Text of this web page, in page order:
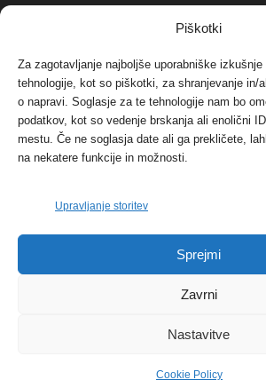
Piškotki
Za zagotavljanje najboljše uporabniške izkušnje
tehnologije, kot so piškotki, za shranjevanje in/
o napravi. Soglasje za te tehnologije nam bo
podatkov, kot so vedenje brskanja ali enolični
mestu. Če ne soglasja date ali ga prekličete,
na nekatere funkcije in možnosti.
Upravljanje storitev
Sprejmi
Zavrni
Nastavitve
Cookie Policy
NAJBOLJ KOMENTIRANO
Protest proti vetrnim
svetu pa vedno bolj...
Dogodki 12. maja, 2017
Tožilstvo v Celovcu v
Verbund
FOTO: Razstava
Dogodki 27. novembra, 2017
© 2026 | eKoroška.si